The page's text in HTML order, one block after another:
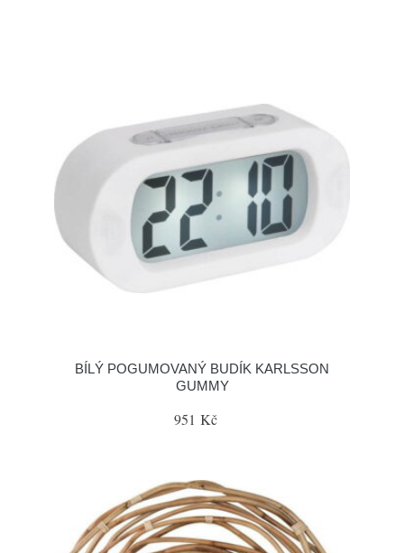
BÍLÝ POGUMOVANÝ BUDÍK KARLSSON
GUMMY
951 Kč